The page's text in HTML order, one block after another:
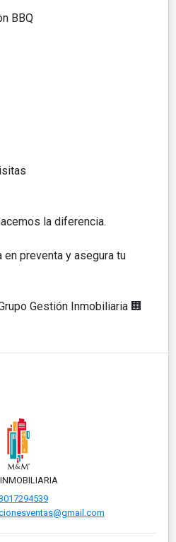
BBQ
la diferencia.
en preventa y asegura tu
Gestión Inmobiliaria 🏢